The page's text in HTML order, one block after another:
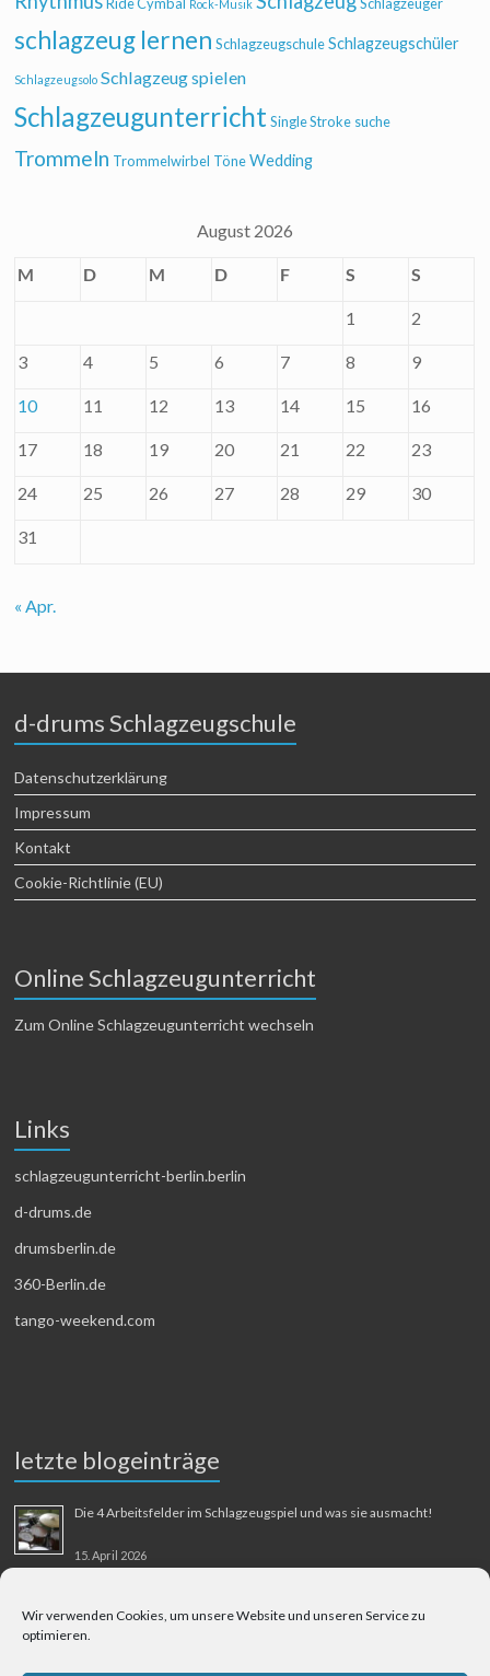
Wir verwenden Cookies, um unsere Website und unseren Service zu
optimieren.
Rock-Musik
schlagzeug lernen Schlagzeugschule Schlagzeugschüler
Schlagzeugsolo Schlagzeug spielen
Schlagzeugunterricht Single Stroke suche
Trommeln Trommelwirbel Töne Wedding
August 2026
M D M D F S S
1 2
3 4 5 6 7 8 9
10 11 12 13 14 15 16
17 18 19 20 21 22 23
24 25 26 27 28 29 30
31
« Apr.
d-drums Schlagzeugschule
Datenschutzerklärung
Impressum
Kontakt
Cookie-Richtlinie (EU)
Online Schlagzeugunterricht
Zum Online Schlagzeugunterricht wechseln
Links
schlagzeugunterricht-berlin.berlin
d-drums.de
drumsberlin.de
360-Berlin.de
tango-weekend.com
letzte blogeinträge
Die 4 Arbeitsfelder im Schlagzeugspiel und was sie ausmacht!
15. April 2026
31. August 2025